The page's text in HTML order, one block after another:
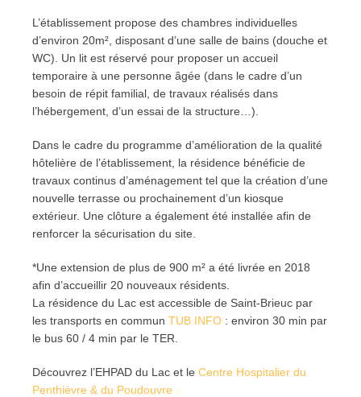
L’établissement propose des chambres individuelles
d’environ 20m², disposant d’une salle de bains (douche et
WC). Un lit est réservé pour proposer un accueil
temporaire à une personne âgée (dans le cadre d’un
besoin de répit familial, de travaux réalisés dans
l’hébergement, d’un essai de la structure…).
Dans le cadre du programme d’amélioration de la qualité
hôtelière de l’établissement, la résidence bénéficie de
travaux continus d’aménagement tel que la création d’une
nouvelle terrasse ou prochainement d’un kiosque
extérieur. Une clôture a également été installée afin de
renforcer la sécurisation du site.
*Une extension de plus de 900 m² a été livrée en 2018
afin d’accueillir 20 nouveaux résidents.
La résidence du Lac est accessible de Saint-Brieuc par
les transports en commun TUB INFO : environ 30 min par
le bus 60 / 4 min par le TER.
Découvrez l’EHPAD du Lac et le Centre Hospitalier du
Penthièvre & du Poudouvre